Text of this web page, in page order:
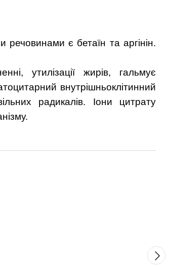
речовинами є бетаїн та аргінін.
утилізації жирів, гальмує
внутрішньоклітинний
радикалів. Іони цитрату